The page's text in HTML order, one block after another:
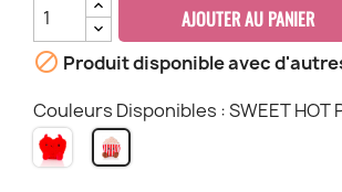
AJOUTER AU PANIER
 Produit disponible avec
Couleurs Disponibles : SWEET HOT
HOT
DEVIL
SWEET
HOT